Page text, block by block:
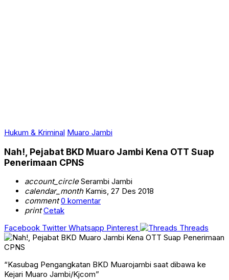
Hukum & Kriminal Muaro Jambi
Nah!, Pejabat BKD Muaro Jambi Kena OTT Suap
Penerimaan CPNS
account_circleSerambi Jambi
calendar_monthKamis, 27 Des 2018
comment 0 komentar
print Cetak
Facebook Twitter Whatsapp Pinterest Threads
“Kasubag Pengangkatan BKD Muarojambi saat dibawa ke
Kejari Muaro Jambi/Kjcom”